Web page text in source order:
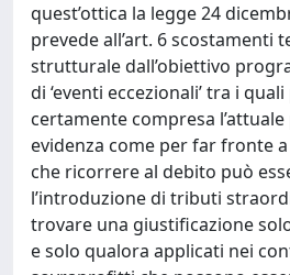
quest’ottica la legge 24
prevede all’art. 6 scostamenti
strutturale dall’obiettivo
di ‘eventi eccezionali’ tra i
certamente compresa
evidenza come per far fronte
che ricorrere al debito può
l’introduzione di tributi
trovare una giustificazione
e solo qualora applicati nei